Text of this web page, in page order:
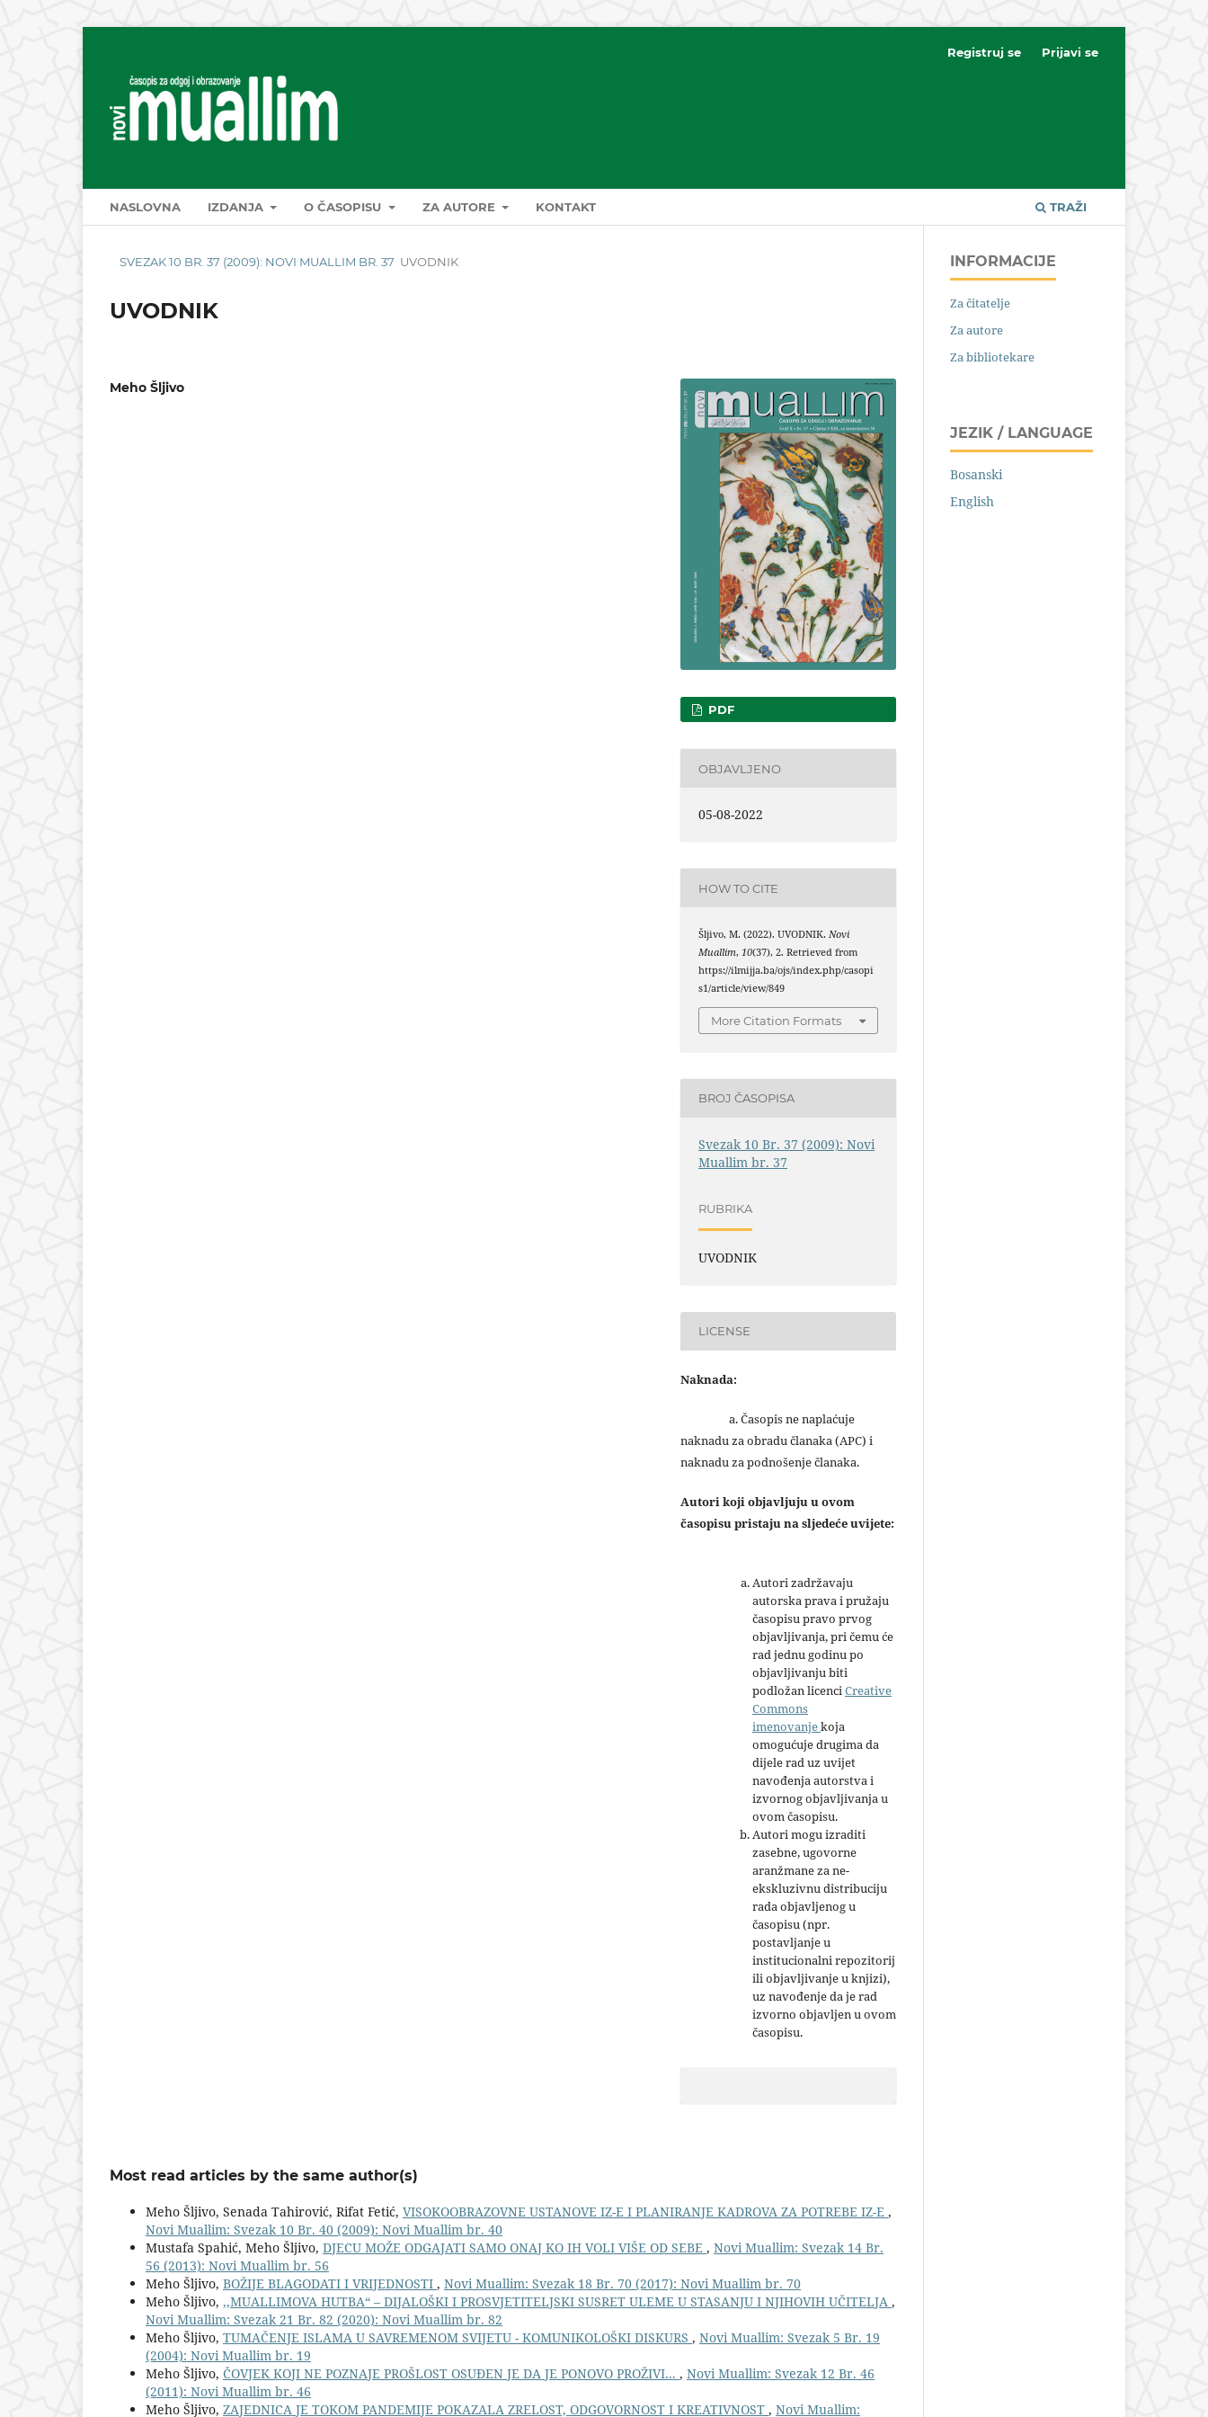
NASLOVNA IZDANJA O ČASOPISU ZA AUTORE KONTAKT TRAŽI
Registruj se Prijavi se
SVEZAK 10 BR. 37 (2009): NOVI MUALLIM BR. 37 UVODNIK
UVODNIK
Meho Šljivo
PDF
OBJAVLJENO
05-08-2022
HOW TO CITE
Šljivo, M. (2022). UVODNIK.Novi
Muallim,10(37), 2. Retrieved from
https://ilmijja.ba/ojs/index.php/casopi
s1/article/view/849
More Citation Formats
BROJ ČASOPISA
Svezak 10 Br. 37 (2009): Novi
Muallim br. 37
RUBRIKA
UVODNIK
LICENSE
Naknada:
a. Časopis ne naplaćuje
naknadu za obradu članaka (APC) i
naknadu za podnošenje članaka.
Autori koji objavljuju u ovom
časopisu pristaju na sljedeće uvijete:
Autori zadržavaju
autorska prava i pružaju
časopisu pravo prvog
objavljivanja, pri čemu će
rad jednu godinu po
objavljivanju biti
podložan licenciCreative
Commons
imenovanjekoja
omogućuje drugima da
dijele rad uz uvijet
navođenja autorstva i
izvornog objavljivanja u
ovom časopisu.
Autori mogu izraditi
zasebne, ugovorne
aranžmane za ne-
ekskluzivnu distribuciju
rada objavljenog u
časopisu (npr.
postavljanje u
institucionalni repozitorij
ili objavljivanje u knjizi),
uz navođenje da je rad
izvorno objavljen u ovom
časopisu.
Most read articles by the same author(s)
Meho Šljivo, Senada Tahirović, Rifat Fetić, VISOKOOBRAZOVNE USTANOVE IZ-E I PLANIRANJE KADROVA ZA POTREBE IZ-E ,
Novi Muallim: Svezak 10 Br. 40 (2009): Novi Muallim br. 40
Mustafa Spahić, Meho Šljivo, DJECU MOŽE ODGAJATI SAMO ONAJ KO IH VOLI VIŠE OD SEBE , Novi Muallim: Svezak 14 Br.
56 (2013): Novi Muallim br. 56
Meho Šljivo, BOŽIJE BLAGODATI I VRIJEDNOSTI , Novi Muallim: Svezak 18 Br. 70 (2017): Novi Muallim br. 70
Meho Šljivo, ,,MUALLIMOVA HUTBA“ – DIJALOŠKI I PROSVJETITELJSKI SUSRET ULEME U STASANJU I NJIHOVIH UČITELJA ,
Novi Muallim: Svezak 21 Br. 82 (2020): Novi Muallim br. 82
Meho Šljivo, TUMAČENJE ISLAMA U SAVREMENOM SVIJETU - KOMUNIKOLOŠKI DISKURS , Novi Muallim: Svezak 5 Br. 19
(2004): Novi Muallim br. 19
Meho Šljivo, ČOVJEK KOJI NE POZNAJE PROŠLOST OSUĐEN JE DA JE PONOVO PROŽIVI... , Novi Muallim: Svezak 12 Br. 46
(2011): Novi Muallim br. 46
Meho Šljivo, ZAJEDNICA JE TOKOM PANDEMIJE POKAZALA ZRELOST, ODGOVORNOST I KREATIVNOST , Novi Muallim:
INFORMACIJE
Za čitatelje
Za autore
Za bibliotekare
JEZIK / LANGUAGE
Bosanski
English